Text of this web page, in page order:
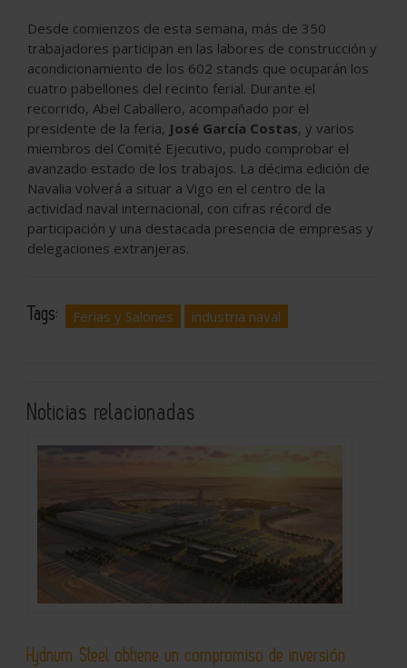
Desde comienzos de esta semana, más de 350
trabajadores participan en las labores de construcción y
acondicionamiento de los 602 stands que ocuparán los
cuatro pabellones del recinto ferial. Durante el
recorrido, Abel Caballero, acompañado por el
presidente de la feria, José García Costas, y varios
miembros del Comité Ejecutivo, pudo comprobar el
avanzado estado de los trabajos. La décima edición de
Navalia volverá a situar a Vigo en el centro de la
actividad naval internacional, con cifras récord de
participación y una destacada presencia de empresas y
delegaciones extranjeras.
Tags: Ferias y Salones industria naval
Noticias relacionadas
Hydnum Steel obtiene un compromiso de inversión